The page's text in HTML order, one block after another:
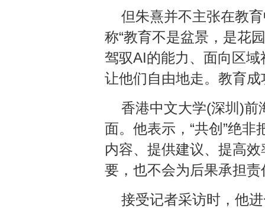
但朱熹并不主张在教
称“教育不是盆景，是花
驾驭AI的能力、面向区
让他们自由地走。教育
香港中文大学(深圳)前
面。他表示，“共创”绝
内容、提供建议、提高
要，也不会为后果承担
接受记者采访时，他